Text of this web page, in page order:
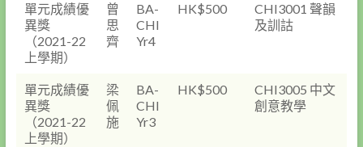
單元成績優
異獎
（2021-22
上學期）
曾
思
齊
BA-
CHI
Yr4
HK$500
CHI3001 聲韻
及訓詁
單元成績優
異獎
（2021-22
上學期）
梁
佩
施
BA-
CHI
Yr3
HK$500
CHI3005 中文
創意教學